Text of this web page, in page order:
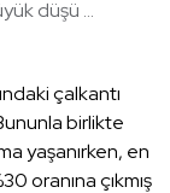
düşü ...
çalkantı
birlikte
yaşanırken, en
oranına çıkmış